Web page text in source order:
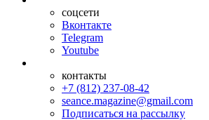
соцсети
Вконтакте
Telegram
Youtube
контакты
+7 (812) 237-08-42
seance.magazine@gmail.com
Подписаться на рассылку